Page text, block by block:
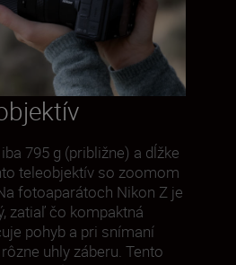
795 g (približne) a dĺžke
teleobjektív so zoomom
fotoaparátoch Nikon Z je
zatiaľ čo kompaktná
pohyb a pri snímaní
uhly záberu. Tento